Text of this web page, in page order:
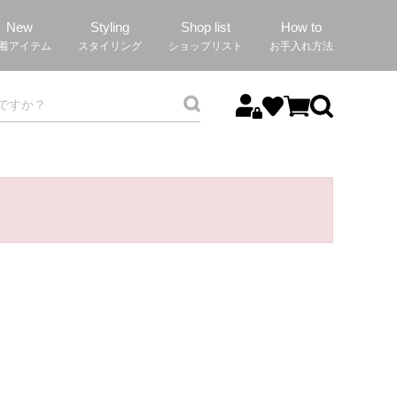
New
アイテム
Styling
スタイリング
Shop list
ショップリスト
How to
お手入れ方法